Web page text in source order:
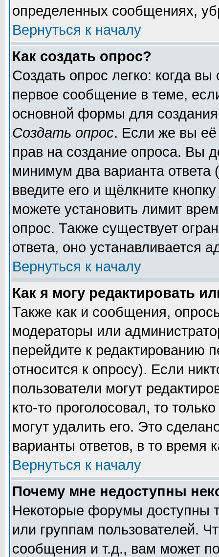
определенных сообщениях,
Вернуться к началу
Как создать опрос?
Создать опрос легко: когда
первое сообщение в теме,
основной формы для
Создать опрос. Если же вы её
прав на создание опроса. Вы
минимум два варианта ответа
введите его и щёлкните
можете установить лимит
опрос. Также существует
ответа, оно устанавливается
Вернуться к началу
Как я могу редактировать
Также как и сообщения,
модераторы или
перейдите к редактированию
относится к опросу). Если
пользователи могут
кто-то проголосовал, то
могут удалить его. Это
варианты ответов, в то время
Вернуться к началу
Почему мне недоступны
Некоторые форумы доступны
или группам пользователей.
сообщения и т.д., вам может